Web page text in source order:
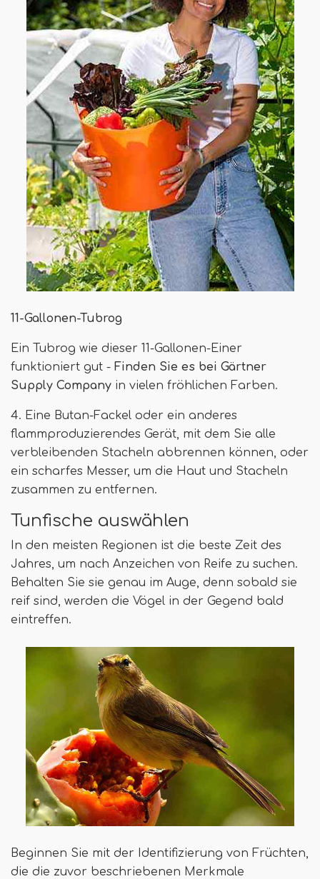
11-Gallonen-Tubrog
Ein Tubrog wie dieser 11-Gallonen-Einer
funktioniert gut - Finden Sie es bei Gärtner
Supply Company in vielen fröhlichen Farben.
4. Eine Butan-Fackel oder ein anderes
flammproduzierendes Gerät, mit dem Sie alle
verbleibenden Stacheln abbrennen können, oder
ein scharfes Messer, um die Haut und Stacheln
zusammen zu entfernen.
Tunfische auswählen
In den meisten Regionen ist die beste Zeit des
Jahres, um nach Anzeichen von Reife zu suchen.
Behalten Sie sie genau im Auge, denn sobald sie
reif sind, werden die Vögel in der Gegend bald
eintreffen.
Beginnen Sie mit der Identifizierung von Früchten,
die die zuvor beschriebenen Merkmale